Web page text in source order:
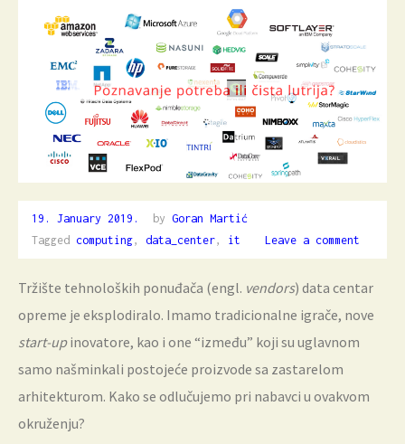
19. January 2019.
2019.
by Goran Martić
Tagged computing, data_center, it Leave a comment
Tržište tehnoloških ponuđača (engl. vendors) data centar
opreme je eksplodiralo. Imamo tradicionalne igrače, nove
start-upinovatore, kao i one “između” koji su uglavnom
samo našminkali postojeće proizvode sa zastarelom
arhitekturom. Kako se odlučujemo pri nabavci u ovakvom
okruženju?